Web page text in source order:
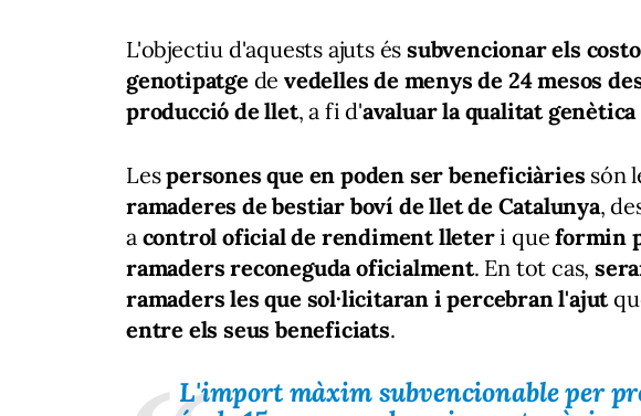
L'objectiu d'aquests ajuts és subvencionar els
genotipatge devedelles de menys de 24 mesos
producció de llet, a fi d'avaluar la qualitat genètica
Lespersones que en poden ser beneficiàries són
ramaderes de bestiar boví de llet de Catalunya,
a control oficial de rendiment lleteri queformin
ramaders reconeguda oficialment. En tot cas,
ramaders les que sol·licitaran i percebran l'ajut
entre els seus beneficiats.
L'import màxim subvencionable per